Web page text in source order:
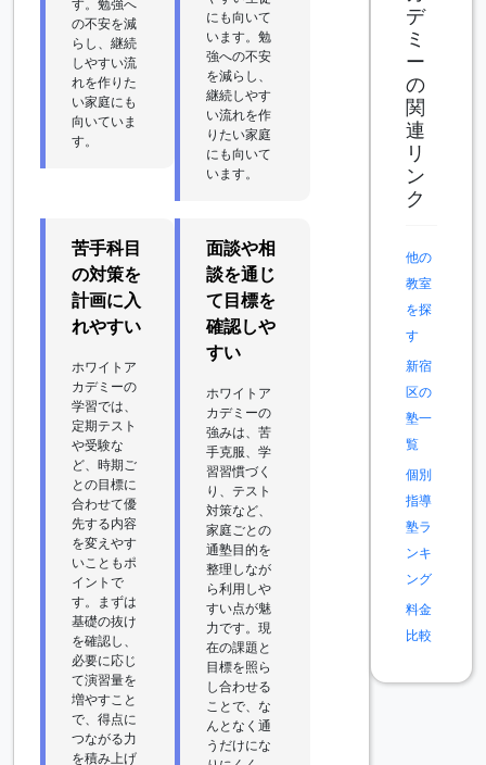
す。勉強へ
の不安を減
らし、継続
しやすい流
れを作りた
い家庭にも
向いていま
す。
にも向いて
います。勉
強への不安
を減らし、
継続しやす
い流れを作
りたい家庭
にも向いて
います。
苦手科目
の対策を
計画に入
れやすい
ホワイトア
カデミーの
学習では、
定期テスト
や受験な
ど、時期ご
との目標に
合わせて優
先する内容
を変えやす
いこともポ
イントで
す。まずは
基礎の抜け
を確認し、
必要に応じ
て演習量を
増やすこと
で、得点に
つながる力
を積み上げ
面談や相
談を通じ
て目標を
確認しや
すい
ホワイトア
カデミーの
強みは、苦
手克服、学
習習慣づく
り、テスト
対策など、
家庭ごとの
通塾目的を
整理しなが
ら利用しや
すい点が魅
力です。現
在の課題と
目標を照ら
し合わせる
ことで、な
んとなく通
うだけにな
デ
ミ
ー
の
関
連
リ
ン
ク
他の
教室
を探
す
新宿
区の
塾一
覧
個別
指導
塾ラ
ンキ
ング
料金
比較